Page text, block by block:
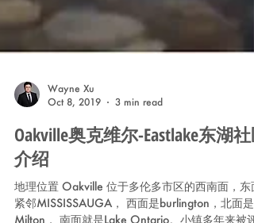
Oct 8, 2019
3 min read
Oakville奥克维尔-Eastlake东湖社
介绍
地理位置 Oakville 位于多伦多市区的西南面，东面